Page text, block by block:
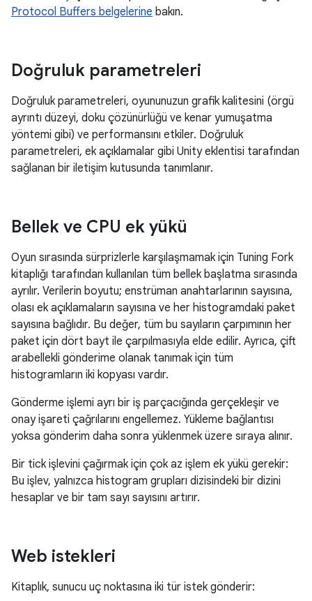
Protocol Buffers belgelerine bakın.
Doğruluk parametreleri
Doğruluk parametreleri, oyununuzun grafik kalitesini (örgü
ayrıntı düzeyi, doku çözünürlüğü ve kenar yumuşatma
yöntemi gibi) ve performansını etkiler. Doğruluk
parametreleri, ek açıklamalar gibi Unity eklentisi tarafından
sağlanan bir iletişim kutusunda tanımlanır.
Bellek ve CPU ek yükü
Oyun sırasında sürprizlerle karşılaşmamak için Tuning Fork
kitaplığı tarafından kullanılan tüm bellek başlatma sırasında
ayrılır. Verilerin boyutu; enstrüman anahtarlarının sayısına,
olası ek açıklamaların sayısına ve her histogramdaki paket
sayısına bağlıdır. Bu değer, tüm bu sayıların çarpımının her
paket için dört bayt ile çarpılmasıyla elde edilir. Ayrıca, çift
arabellekli gönderime olanak tanımak için tüm
histogramların iki kopyası vardır.
Gönderme işlemi ayrı bir iş parçacığında gerçekleşir ve
onay işareti çağrılarını engellemez. Yükleme bağlantısı
yoksa gönderim daha sonra yüklenmek üzere sıraya alınır.
Bir tick işlevini çağırmak için çok az işlem ek yükü gerekir:
Bu işlev, yalnızca histogram grupları dizisindeki bir dizini
hesaplar ve bir tam sayı sayısını artırır.
Web istekleri
Kitaplık, sunucu uç noktasına iki tür istek gönderir: